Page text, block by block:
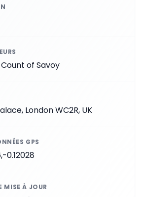
of Savoy
London WC2R, UK
GPS
0.12028
MISE À JOUR